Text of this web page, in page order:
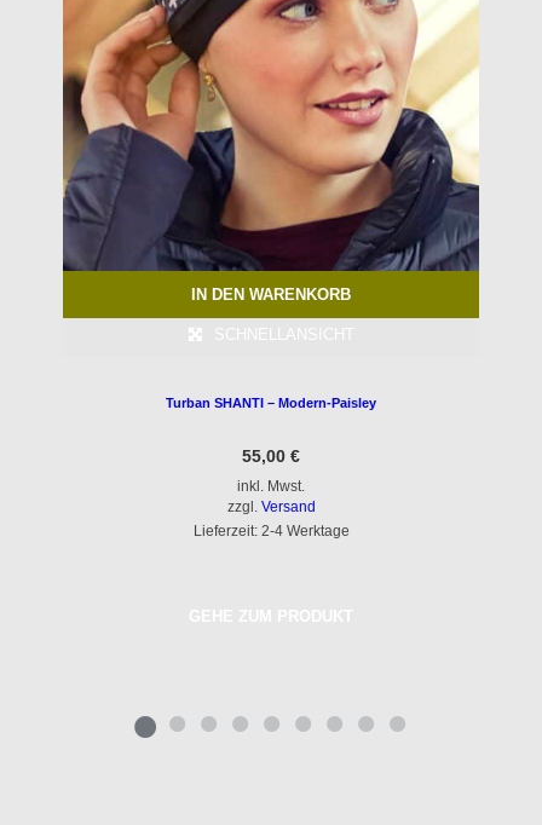
IN DEN WARENKORB
SCHNELLANSICHT
Turban SHANTI – Modern-Paisley
55,00€
inkl. Mwst.
zzgl. Versand
Lieferzeit: 2-4 Werktage